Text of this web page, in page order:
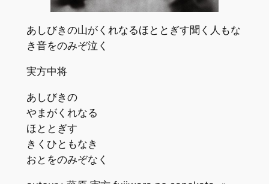
あしびきの山がくれなるほととぎす聞く人もな
き音をのみぞ泣く
実方中将
あしびきの
やまがくれなる
ほととぎす
きくひともなき
おとをのみぞなく